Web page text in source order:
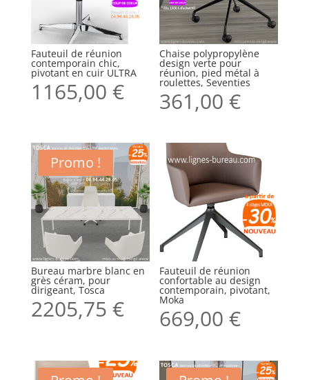
Fauteuil de réunion
contemporain chic,
pivotant en cuir ULTRA
1165,00 €
Chaise polypropylène
design verte pour
réunion, pied métal à
roulettes, Seventies
361,00€
Promo !
Bureau marbre blanc en
grès céram, pour
dirigeant, Tosca
2205,75 €
Fauteuil de réunion
confortable au design
contemporain, pivotant,
Moka
669,00€